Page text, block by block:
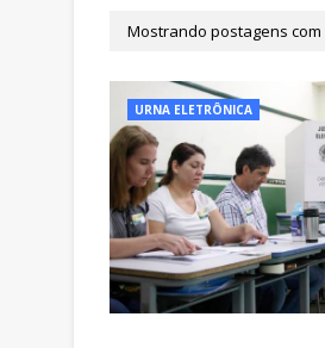
Mostrando postagens
URNA ELETRÔNICA